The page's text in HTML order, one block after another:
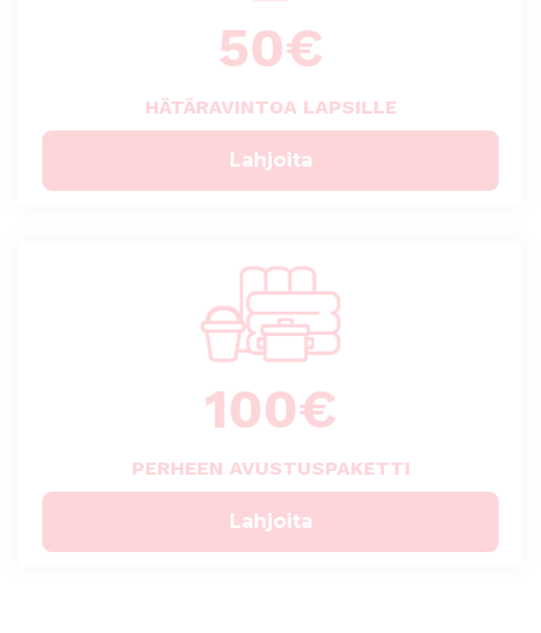
50€
HÄTÄRAVINTOA LAPSILLE
Lahjoita
100€
PERHEEN AVUSTUSPAKETTI
Lahjoita